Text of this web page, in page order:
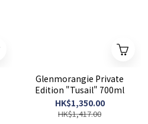
Glenmorangie Private
Edition "Tusail" 700ml
HK$1,350.00
HK$1,417.00